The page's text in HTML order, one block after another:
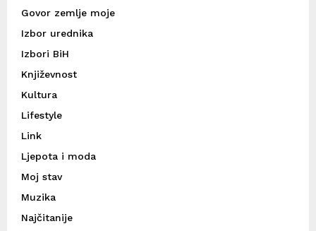
Govor zemlje moje
Izbor urednika
Izbori BiH
Književnost
Kultura
Lifestyle
Link
Ljepota i moda
Moj stav
Muzika
Najčitanije